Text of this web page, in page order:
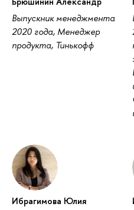
Выпускник менеджмента
2020 года, Менеджер
продукта, Тинькофф
Ибрагимова Юлия